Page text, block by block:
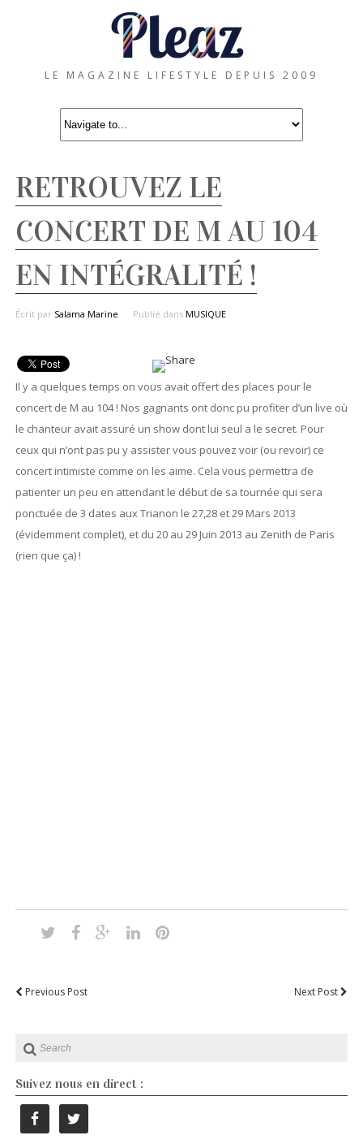
LE MAGAZINE LIFESTYLE DEPUIS 2009
RETROUVEZ LE
CONCERT DE M AU 104
EN INTÉGRALITÉ !
Écrit par Salama Marine Publié dans MUSIQUE
Il y a quelques temps on vous avait offert des places pour le
concert de M au 104 ! Nos gagnants ont donc pu profiter d’un live où
le chanteur avait assuré un show dont lui seul a le secret. Pour
ceux qui n’ont pas pu y assister vous pouvez voir (ou revoir) ce
concert intimiste comme on les aime. Cela vous permettra de
patienter un peu en attendant le début de sa tournée qui sera
ponctuée de 3 dates aux Trianon le 27,28 et 29 Mars 2013
(évidemment complet), et du 20 au 29 Juin 2013 au Zenith de Paris
(rien que ça) !
Previous Post Next Post
Suivez nous en direct :